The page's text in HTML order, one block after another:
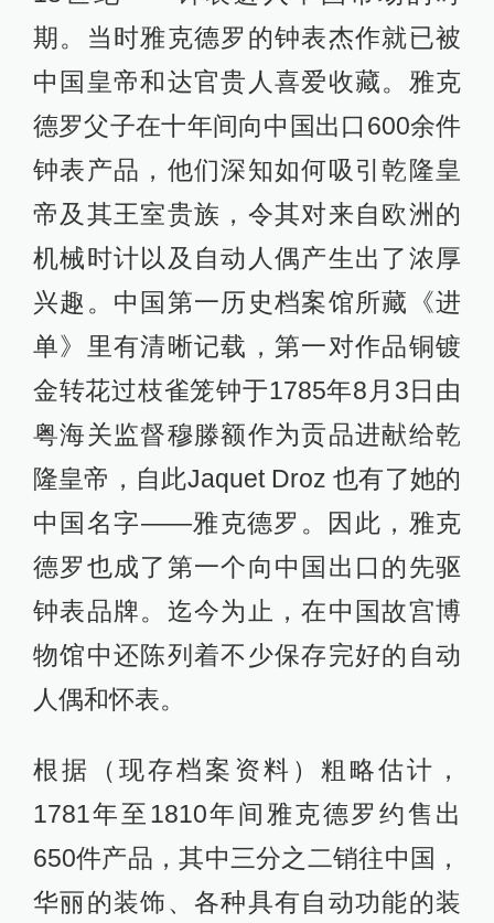
期。当时雅克德罗的钟表杰作就已被
中国皇帝和达官贵人喜爱收藏。雅克
德罗父子在十年间向中国出口600余件
钟表产品，他们深知如何吸引乾隆皇
帝及其王室贵族，令其对来自欧洲的
机械时计以及自动人偶产生出了浓厚
兴趣。中国第一历史档案馆所藏《进
单》里有清晰记载，第一对作品铜镀
金转花过枝雀笼钟于1785年8月3日由
粤海关监督穆滕额作为贡品进献给乾
隆皇帝，自此Jaquet Droz 也有了她的
中国名字——雅克德罗。因此，雅克
德罗也成了第一个向中国出口的先驱
钟表品牌。迄今为止，在中国故宫博
物馆中还陈列着不少保存完好的自动
人偶和怀表。
根据（现存档案资料）粗略估计，
1781年至1810年间雅克德罗约售出
650件产品，其中三分之二销往中国，
华丽的装饰、各种具有自动功能的装